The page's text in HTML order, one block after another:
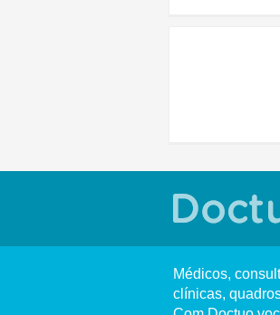
Médicos,
clínicas,